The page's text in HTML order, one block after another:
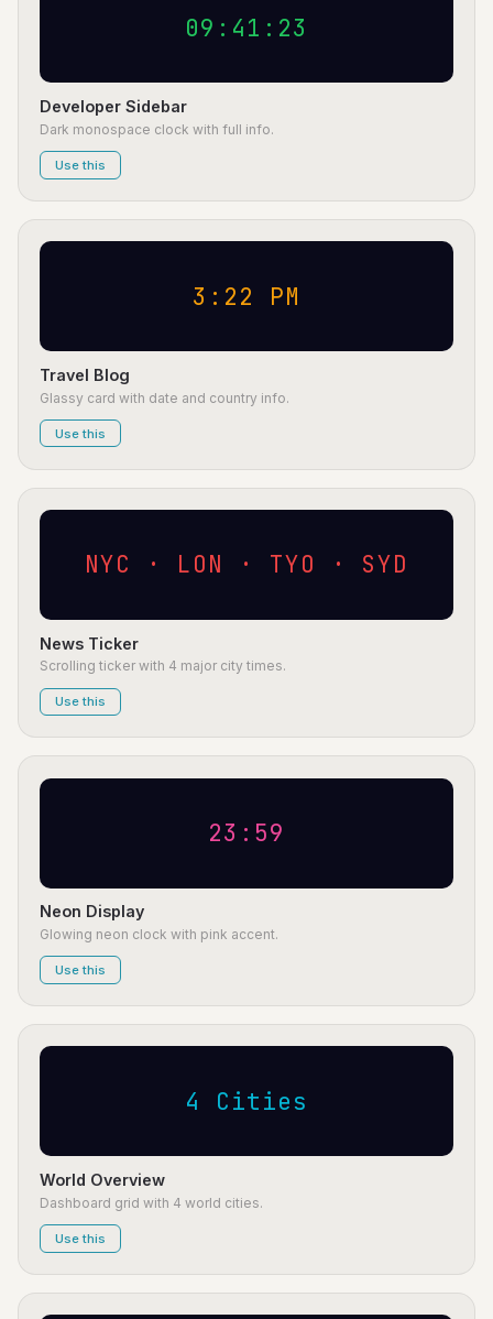
09:41:23
Developer Sidebar
Dark monospace clock with full info.
Use this
3:22 PM
Travel Blog
Glassy card with date and country info.
Use this
NYC · LON · TYO · SYD
News Ticker
Scrolling ticker with 4 major city times.
Use this
23:59
Neon Display
Glowing neon clock with pink accent.
Use this
4 Cities
World Overview
Dashboard grid with 4 world cities.
Use this